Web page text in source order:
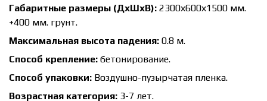
Габаритные размеры (ДхШхВ): 2300х600х1500 мм.
+400 мм. грунт.
Максимальная высота падения: 0.8 м.
Способ крепление: бетонирование.
Способ упаковки: Воздушно-пузырчатая пленка.
Возрастная категория: 3-7 лет.